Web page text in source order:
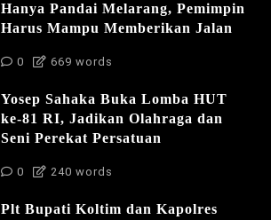
Hanya Pandai Melarang, Pemimpin
Harus Mampu Memberikan Jalan
0 669 words
Yosep Sahaka Buka Lomba HUT
ke-81 RI, Jadikan Olahraga dan
Seni Perekat Persatuan
0 240 words
Plt Bupati Koltim dan Kapolres